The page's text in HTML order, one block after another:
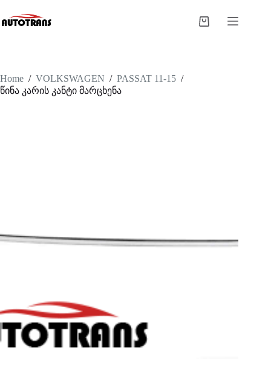
Home / VOLKSWAGEN / PASSAT 11-15 /
წინა კარის კანტი მარცხენა